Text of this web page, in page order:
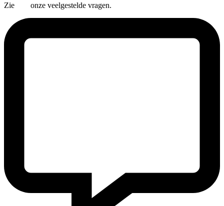
Zie onze veelgestelde vragen.